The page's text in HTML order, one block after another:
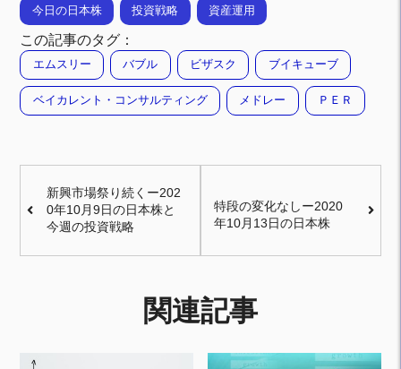
今日の日本株 投資戦略 資産運用
この記事のタグ：
エムスリー バブル ビザスク ブイキューブ
ベイカレント・コンサルティング メドレー ＰＥＲ
新興市場祭り続くー202
0年10月9日の日本株と
今週の投資戦略
特段の変化なしー2020
年10月13日の日本株
関連記事